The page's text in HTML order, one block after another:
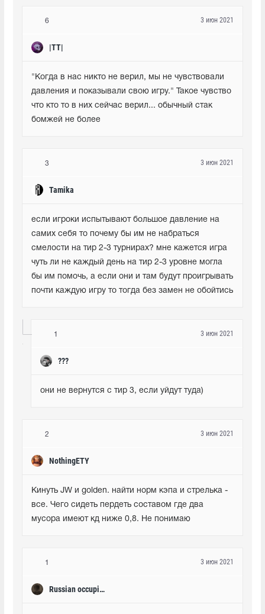
6
|TT|
3 июн 2021
"Когда в нас никто не верил, мы не чувствовали
давления и показывали свою игру." Такое чувство
что кто то в них сейчас верил... обычный стак
бомжей не более
3
Tamika
3 июн 2021
если игроки испытывают большое давление на
самих себя то почему бы им не набраться
смелости на тир 2-3 турнирах? мне кажется игра
чуть ли не каждый день на тир 2-3 уровне могла
бы им помочь, а если они и там будут проигрывать
почти каждую игру то тогда без замен не обойтись
1
???
3 июн 2021
они не вернутся с тир 3, если уйдут туда)
2
NothingETY
3 июн 2021
Кинуть JW и golden. найти норм кэпа и стрелька -
все. Чего сидеть пердеть составом где два
мусора имеют кд ниже 0,8. Не понимаю
1
Russian occupier NATO
3 июн 2021